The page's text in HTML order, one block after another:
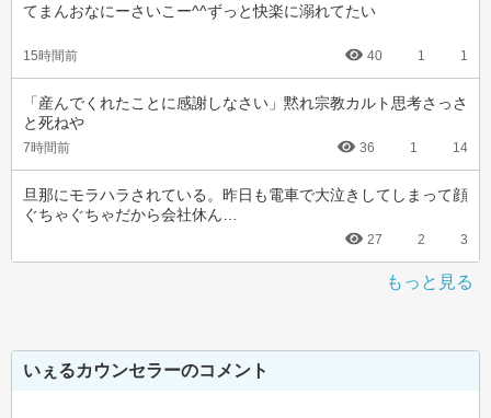
てまんおなにーさいこー^^ずっと快楽に溺れてたい
15時間前 40 1 1
「産んでくれたことに感謝しなさい」黙れ宗教カルト思考さっさ
と死ねや
7時間前 36 1 14
旦那にモラハラされている。昨日も電車で大泣きしてしまって顔
ぐちゃぐちゃだから会社休ん…
27 2 3
もっと見る
いぇるカウンセラーのコメント